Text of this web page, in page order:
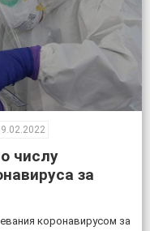
числу
за
коронавирусом за